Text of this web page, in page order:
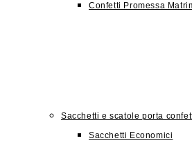
Confetti Promessa
Sacchetti e scatole porta
Sacchetti Economici